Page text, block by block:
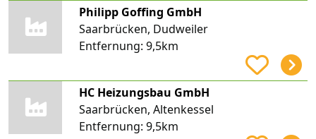
Philipp Goffing GmbH
Saarbrücken, Dudweiler
Entfernung: 9,5km
HC Heizungsbau GmbH
Saarbrücken, Altenkessel
Entfernung: 9,5km